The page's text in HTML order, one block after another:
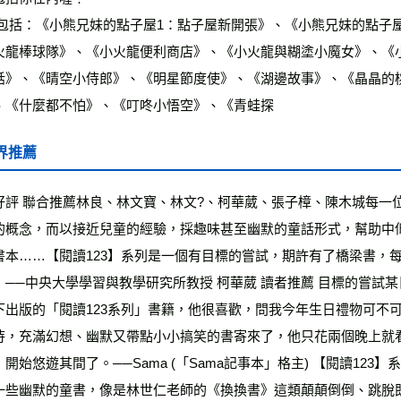
龍棒球隊》、《小火龍便利商店》、《小火龍與糊塗小魔女》、
》、《晴空小侍郎》、《明星節度使》、《湖邊故事》、《晶晶
《什麼都不怕》、《叮咚小悟空》、《青蛙探
推薦
評 聯合推薦林良、林文寶、林文?、柯華葳、張子樟、陳木城每
概念，而以接近兒童的經驗，採趣味甚至幽默的童話形式，幫助
本……【閱讀123】系列是一個有目標的嘗試，期許有了橋梁書，
──中央大學學習與教學研究所教授 柯華葳 讀者推薦 目標的嘗試
出版的「閱讀123系列」書籍，他很喜歡，問我今年生日禮物可不
，充滿幻想、幽默又帶點小小搞笑的書寄來了，他只花兩個晚上
開始悠遊其間了。──Sama (「Sama記事本」格主) 【閱讀123】
些幽默的童書，像是林世仁老師的《換換書》這類顛顛倒倒、跳